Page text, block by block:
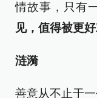
情故事，只有
见，值得被更好
涟漪
善意从不止于一